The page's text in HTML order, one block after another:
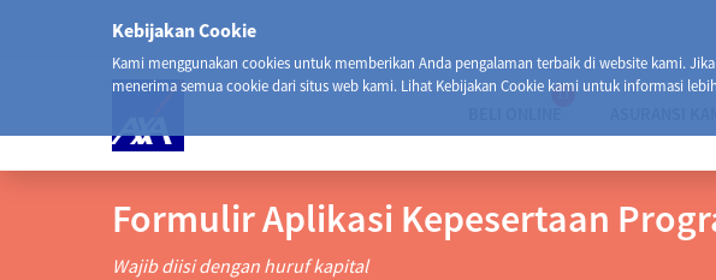
Kebijakan Cookie
Kami menggunakan cookies untuk memberikan Anda pengalaman terbaik di website kami.
menerima semua cookie dari situs web kami. Lihat Kebijakan Cookie kami untuk informasi
13
Formulir Aplikasi Kepesertaan
Wajib diisi dengan huruf kapital